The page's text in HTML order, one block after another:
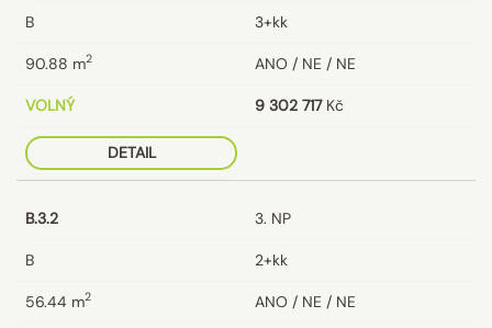
B 3+kk
90.88 m2 ANO / NE / NE
VOLNÝ 9 302 717Kč
DETAIL
B.3.2 3. NP
B 2+kk
56.44 m2 ANO / NE / NE